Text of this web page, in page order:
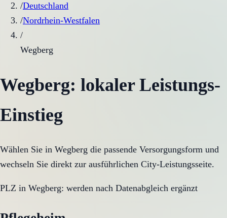
/Deutschland
/Nordrhein-Westfalen
/
Wegberg
Wegberg: lokaler Leistungs-
Einstieg
Wählen Sie in Wegberg die passende Versorgungsform und
wechseln Sie direkt zur ausführlichen City-Leistungsseite.
PLZ in Wegberg: werden nach Datenabgleich ergänzt